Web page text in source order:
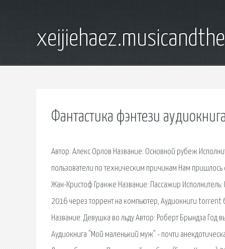
Фантастика фэнтези
Автор: Алекс Орлов Название: Основной рубеж
пользователи по техническим причинам Нам
Жан-Кристоф Гранже Название: Пассажир Исполнитель:
2016 через торрент на компьютер, Аудиокниги torrent
Название: Девушка во льду Автор: Роберт Брындза Год
Аудиокнига "Мой маленький муж" - почти